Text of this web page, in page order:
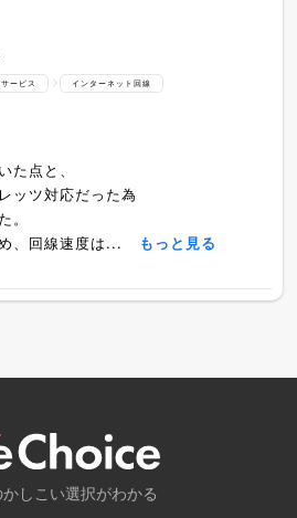
ービス インターネット回線
た点と、
ッツ対応だった為
。
、回線速度は...
もっと見る
しこい選択がわかる